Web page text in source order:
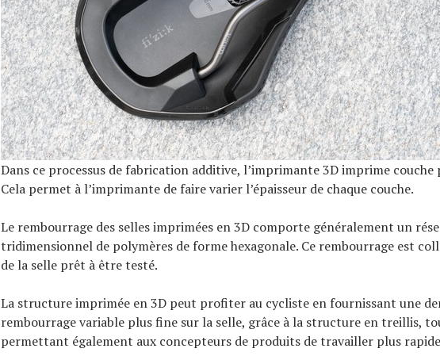
Dans ce processus de fabrication additive, l’imprimante 3D imprime couche
Cela permet à l’imprimante de faire varier l’épaisseur de chaque couche.
Le rembourrage des selles imprimées en 3D comporte généralement un
tridimensionnel de polymères de forme hexagonale. Ce rembourrage est
de la selle prêt à être testé.
La structure imprimée en 3D peut profiter au cycliste en fournissant une
rembourrage variable plus fine sur la selle, grâce à la structure en treillis,
permettant également aux concepteurs de produits de travailler plus